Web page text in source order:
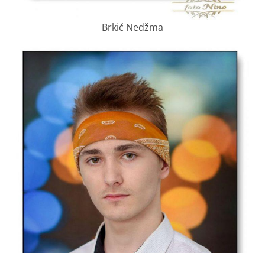
Brkić Nedžma